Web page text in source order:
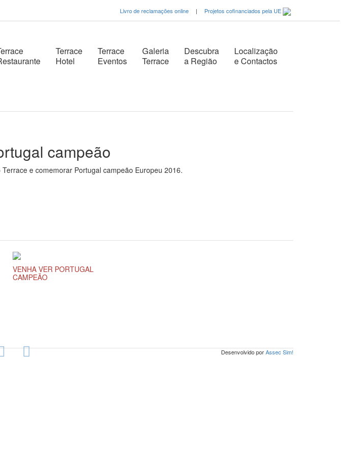
Livro de reclamações online | Projetos cofinanciados pela UE
Terrace
Hotel
Terrace
Eventos
Galeria
Terrace
Descubra
a Região
Localização
e Contactos
campeão
e comemorar Portugal campeão Europeu 2016.
VENHA VER PORTUGAL
CAMPEÃO
Desenvolvido porAssec Sim!